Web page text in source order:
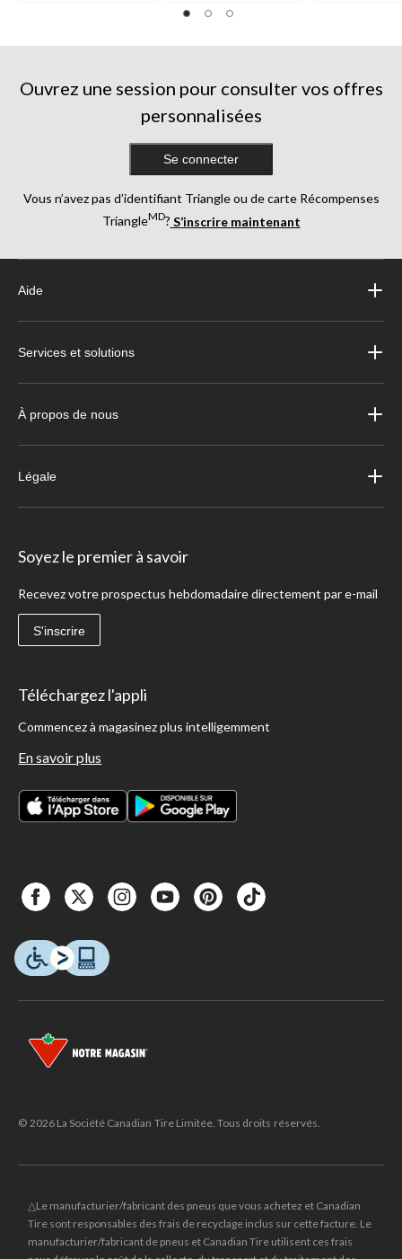
Ouvrez une session pour consulter vos offres
personnalisées
Se connecter
Vous n’avez pas d’identifiant Triangle ou de carte Récompenses
TriangleMD? S’inscrire maintenant
Aide
Services et solutions
À propos de nous
Légale
Soyez le premier à savoir
Recevez votre prospectus hebdomadaire directement par e-mail
S'inscrire
Téléchargez l'appli
Commencez à magasinez plus intelligemment
En savoir plus
© 2026 La Société Canadian Tire Limitée. Tous droits réservés.
△Le manufacturier/fabricant des pneus que vous achetez et Canadian
Tire sont responsables des frais de recyclage inclus sur cette facture. Le
manufacturier/fabricant de pneus et Canadian Tire utilisent ces frais